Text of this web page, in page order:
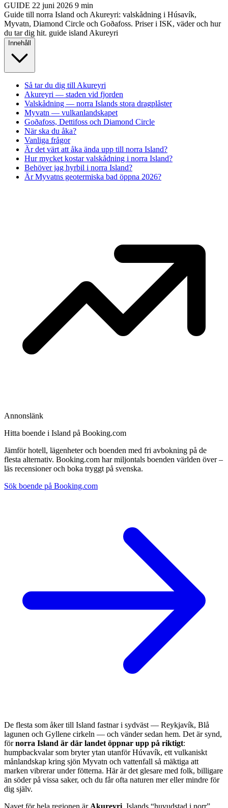
GUIDE 22 juni 2026 9 min
Guide till norra Island och Akureyri: valskådning i Húsavík,
Myvatn, Diamond Circle och Goðafoss. Priser i ISK, väder och hur
du tar dig hit. guide island Akureyri
Innehåll
Så tar du dig till Akureyri
Akureyri — staden vid fjorden
Valskådning — norra Islands stora dragplåster
Myvatn — vulkanlandskapet
Goðafoss, Dettifoss och Diamond Circle
När ska du åka?
Vanliga frågor
Är det värt att åka ända upp till norra Island?
Hur mycket kostar valskådning i norra Island?
Behöver jag hyrbil i norra Island?
Är Myvatns geotermiska bad öppna 2026?
Annonslänk
Hitta boende i Island på Booking.com
Jämför hotell, lägenheter och boenden med fri avbokning på de
flesta alternativ. Booking.com har miljontals boenden världen över –
läs recensioner och boka tryggt på svenska.
Sök boende på Booking.com
De flesta som åker till Island fastnar i sydväst — Reykjavík, Blå
lagunen och Gyllene cirkeln — och vänder sedan hem. Det är synd,
förnorra Island är där landet öppnar upp på riktigt:
humpbackvalar som bryter ytan utanför Húvavík, ett vulkaniskt
månlandskap kring sjön Myvatn och vattenfall så mäktiga att
marken vibrerar under fötterna. Här är det glesare med folk, billigare
än söder på vissa saker, och du får ofta naturen mer eller mindre för
dig själv.
Navet för hela regionen är Akureyri , Islands “huvudstad i norr”